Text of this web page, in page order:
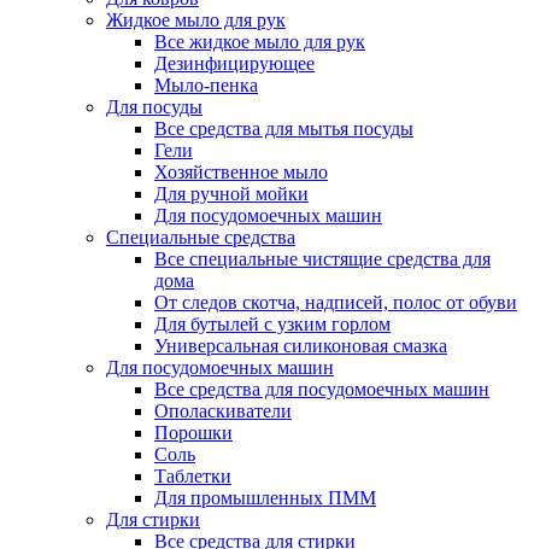
Жидкое мыло для рук
Все жидкое мыло для рук
Дезинфицирующее
Мыло-пенка
Для посуды
Все средства для мытья посуды
Гели
Хозяйственное мыло
Для ручной мойки
Для посудомоечных машин
Специальные средства
Все специальные чистящие средства для
дома
От следов скотча, надписей, полос от обуви
Для бутылей с узким горлом
Универсальная силиконовая смазка
Для посудомоечных машин
Все средства для посудомоечных машин
Ополаскиватели
Порошки
Соль
Таблетки
Для промышленных ПММ
Для стирки
Все средства для стирки